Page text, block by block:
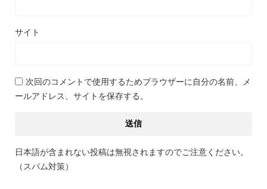
サイト
次回のコメントで使用するためブラウザーに自分の名前、メ
ールアドレス、サイトを保存する。
日本語が含まれない投稿は無視されますのでご注意ください。
（スパム対策）